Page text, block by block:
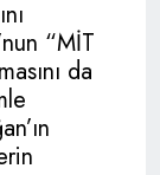
“MİT
da